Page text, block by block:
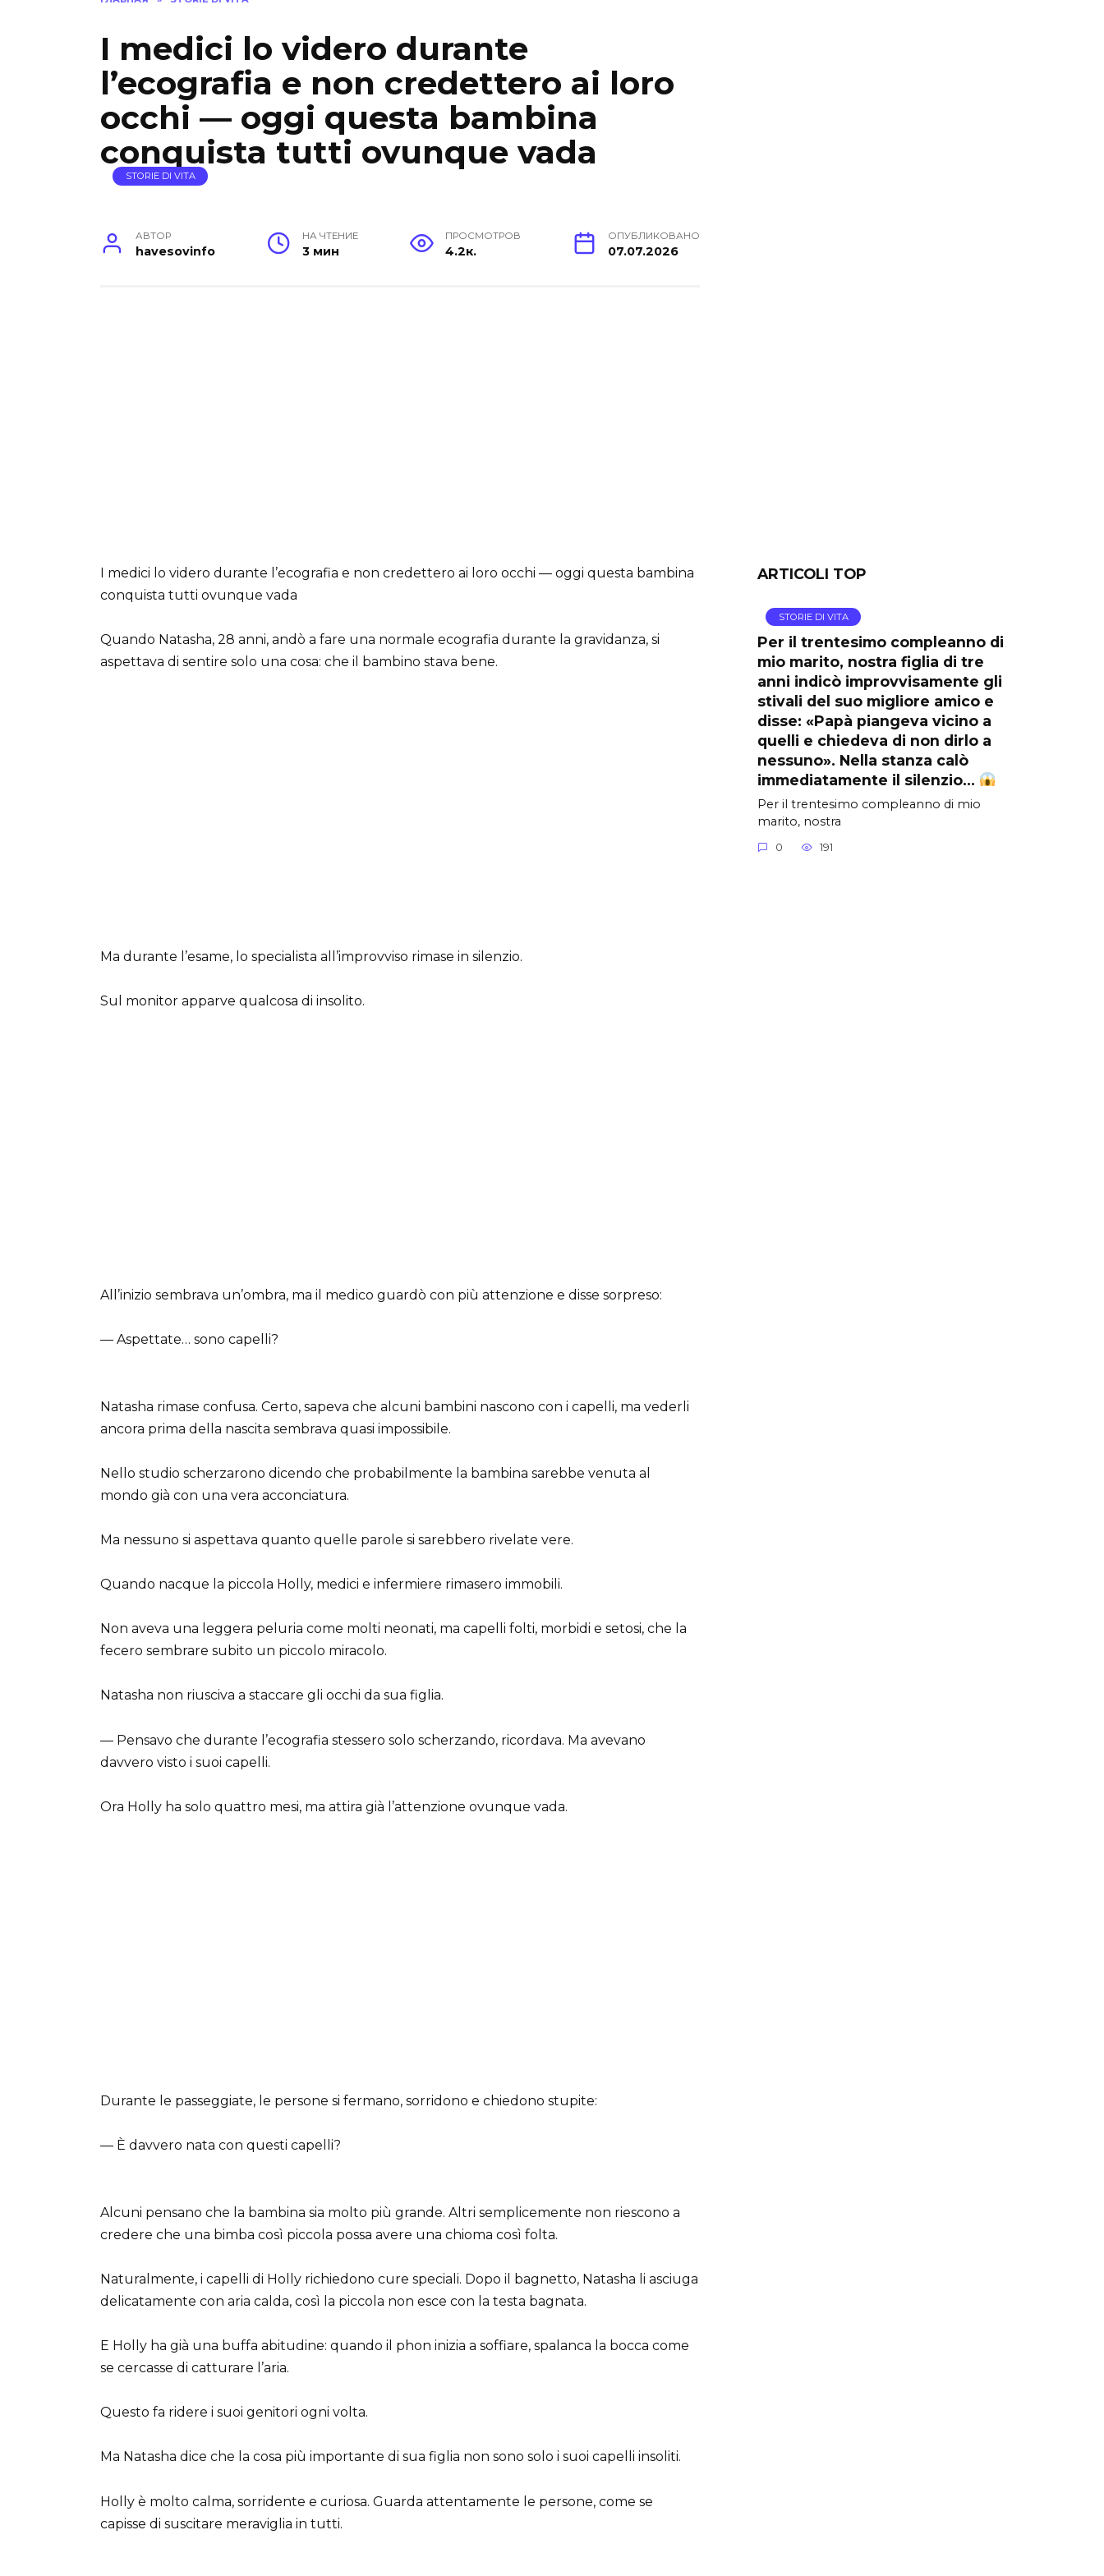
I medici lo videro durante
l’ecografia e non credettero ai loro
occhi — oggi questa bambina
conquista tutti ovunque vada
STORIE DI VITA
АВТОР
havesovinfo
НА ЧТЕНИЕ
3 мин
ПРОСМОТРОВ
4.2к.
ОПУБЛИКОВАНО
07.07.2026
I medici lo videro durante l’ecografia e non credettero ai loro occhi — oggi questa bambina
conquista tutti ovunque vada
Quando Natasha, 28 anni, andò a fare una normale ecografia durante la gravidanza, si
aspettava di sentire solo una cosa: che il bambino stava bene.
Ma durante l’esame, lo specialista all’improvviso rimase in silenzio.
Sul monitor apparve qualcosa di insolito.
All’inizio sembrava un’ombra, ma il medico guardò con più attenzione e disse sorpreso:
— Aspettate… sono capelli?
Natasha rimase confusa. Certo, sapeva che alcuni bambini nascono con i capelli, ma vederli
ancora prima della nascita sembrava quasi impossibile.
Nello studio scherzarono dicendo che probabilmente la bambina sarebbe venuta al
mondo già con una vera acconciatura.
Ma nessuno si aspettava quanto quelle parole si sarebbero rivelate vere.
Quando nacque la piccola Holly, medici e infermiere rimasero immobili.
Non aveva una leggera peluria come molti neonati, ma capelli folti, morbidi e setosi, che la
fecero sembrare subito un piccolo miracolo.
Natasha non riusciva a staccare gli occhi da sua figlia.
— Pensavo che durante l’ecografia stessero solo scherzando, ricordava. Ma avevano
davvero visto i suoi capelli.
Ora Holly ha solo quattro mesi, ma attira già l’attenzione ovunque vada.
Durante le passeggiate, le persone si fermano, sorridono e chiedono stupite:
— È davvero nata con questi capelli?
Alcuni pensano che la bambina sia molto più grande. Altri semplicemente non riescono a
credere che una bimba così piccola possa avere una chioma così folta.
Naturalmente, i capelli di Holly richiedono cure speciali. Dopo il bagnetto, Natasha li asciuga
delicatamente con aria calda, così la piccola non esce con la testa bagnata.
E Holly ha già una buffa abitudine: quando il phon inizia a soffiare, spalanca la bocca come
se cercasse di catturare l’aria.
Questo fa ridere i suoi genitori ogni volta.
Ma Natasha dice che la cosa più importante di sua figlia non sono solo i suoi capelli insoliti.
Holly è molto calma, sorridente e curiosa. Guarda attentamente le persone, come se
capisse di suscitare meraviglia in tutti.
ARTICOLI TOP
STORIE DI VITA
Per il trentesimo compleanno di
mio marito, nostra figlia di tre
anni indicò improvvisamente gli
stivali del suo migliore amico e
disse: «Papà piangeva vicino a
quelli e chiedeva di non dirlo a
nessuno». Nella stanza calò
immediatamente il silenzio…
Per il trentesimo compleanno di mio
marito, nostra
0 191